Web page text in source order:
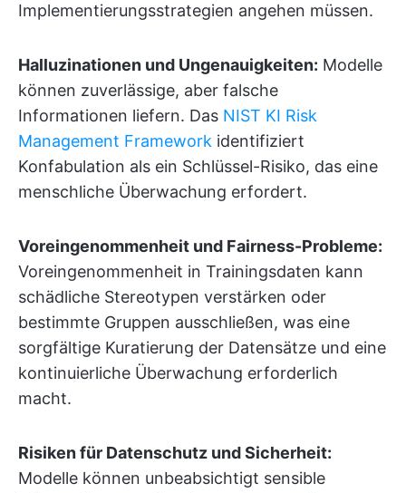
Implementierungsstrategien angehen müssen.
Halluzinationen und Ungenauigkeiten: Modelle
können zuverlässige, aber falsche
Informationen liefern. Das NIST KI Risk
Management Framework identifiziert
Konfabulation als ein Schlüssel-Risiko, das eine
menschliche Überwachung erfordert.
Voreingenommenheit und Fairness-Probleme:
Voreingenommenheit in Trainingsdaten kann
schädliche Stereotypen verstärken oder
bestimmte Gruppen ausschließen, was eine
sorgfältige Kuratierung der Datensätze und eine
kontinuierliche Überwachung erforderlich
macht.
Risiken für Datenschutz und Sicherheit:
Modelle können unbeabsichtigt sensible